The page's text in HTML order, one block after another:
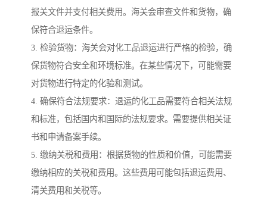
报关文件并支付相关费用。海关会审查文件和货物，确
保符合退运条件。
3. 检验货物：海关会对化工品退运进行严格的检验，确
保货物符合安全和环境标准。在某些情况下，可能需要
对货物进行特定的化验和测试。
4. 确保符合法规要求：退运的化工品需要符合相关法规
和标准，包括国内和国际的法规要求。需要提供相关证
书和申请备案手续。
5. 缴纳关税和费用：根据货物的性质和价值，可能需要
缴纳相应的关税和费用。这些费用可能包括退运费用、
清关费用和关税等。